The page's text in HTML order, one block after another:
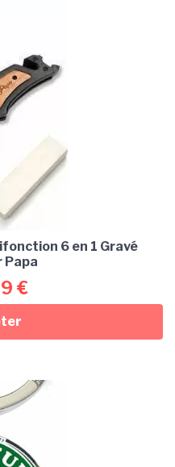
6 en 1 Gravé
Papa
€